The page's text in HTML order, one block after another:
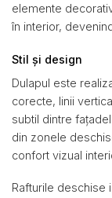
elemente
în interior,
Stil și design
Dulapul este
corecte, linii
subtil dintre
din zonele
confort vizual
Rafturile deschise